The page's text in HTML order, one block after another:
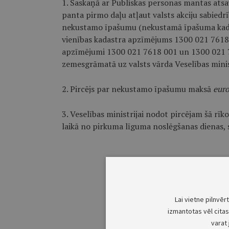
1. Saskaņā ar Publiskas personas mantas
panta pirmo daļu atļaut valsts akciju
nekustamo īpašumu (nekustamā īpašuma
vienības kadastra apzīmējums 1300 021
apzīmējumi 1300 021 7618 001 un 1300
zemesgrāmatā uz valsts vārda Veselības
2. Pircējs par nekustamo īpašumu maksā euro
3. Veselības ministrijai nodot pircējam šā
laikā no pirkuma līguma noslēgšanas
Lai vietne
izmantotas vēl
varat